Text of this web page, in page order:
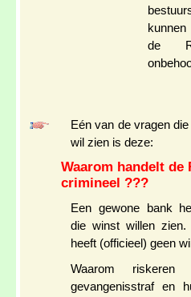
de
Eén van de vragen
wil zien is deze:
Waarom handelt de
crimineel ???
Een gewone bank
die winst willen zien.
heeft (officieel) geen
Waarom riskeren
gevangenisstraf en